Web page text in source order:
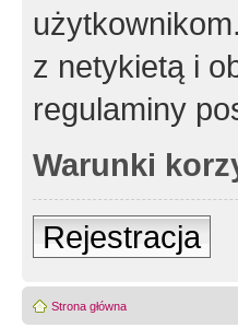
z netykietą i
regulaminy
Warunki
Rejestracja
Strona główna